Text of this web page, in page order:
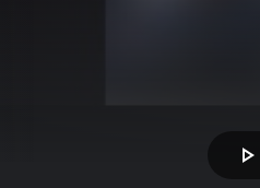
play_arrow